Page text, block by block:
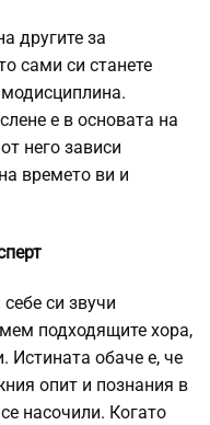
другите за
сами си станете
е в основата на
него зависи
времето ви и
си звучи
подходящите хора,
Истината обаче е, че
опит и познания в
насочили. Когато